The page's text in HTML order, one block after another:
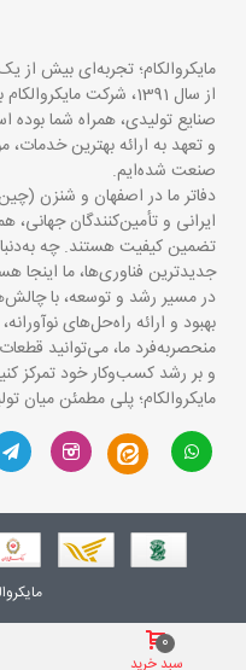
مایکروالکام؛ تجربه‌ای بیش از
از سال 1391، شرکت
صنایع تولیدی، همراه شما
و تعهد به ارائه بهترین
صنعت شده‌ایم.
دفاتر ما در اصفهان و شنزن
ایرانی و تأمین‌کنندگان جهانی،
تضمین کیفیت هستند. چه
جدیدترین فناوری‌ها، ما اینجا
در مسیر رشد و توسعه، با
بهبود و ارائه راه‌حل‌های
منحصربه‌فرد ما، می‌توانید
و بر رشد کسب‌وکار خود تمرکز
مایکروالکام؛ پلی مطمئن میان
مایکروالکام
سبد خرید
0